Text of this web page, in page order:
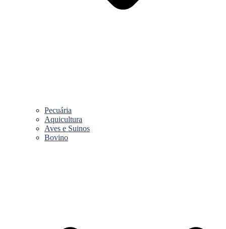
Pecuária
Aquicultura
Aves e Suinos
Bovino